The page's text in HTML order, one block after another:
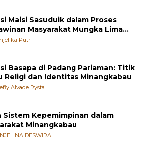
Maisi Sasuduik dalam Proses
Masyarakat Mungka Lima
KotaPutri
Basapa di Padang Pariaman: Titik
Religi dan Identitas Minangkabau
Alvade Rysta
Sistem Kepemimpinan dalam
Minangkabau
DESWIRA